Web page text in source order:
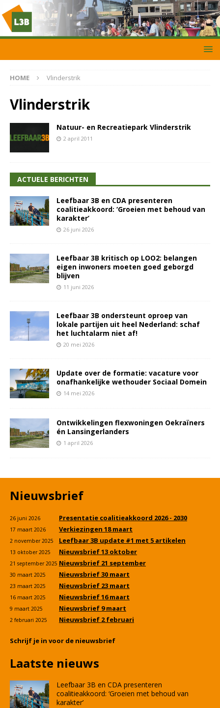
HOME Vlinderstrik
Vlinderstrik
Natuur- en Recreatiepark Vlinderstrik
2 april 2011
ACTUELE BERICHTEN
Leefbaar 3B en CDA presenteren
coalitieakkoord: ‘Groeien met behoud van
karakter’
26 juni 2026
Leefbaar 3B kritisch op LOO2: belangen
eigen inwoners moeten goed geborgd
blijven
11 juni 2026
Leefbaar 3B ondersteunt oproep van
lokale partijen uit heel Nederland: schaf
het luchtalarm niet af!
20 mei 2026
Update over de formatie: vacature voor
onafhankelijke wethouder Sociaal Domein
14 mei 2026
Ontwikkelingen flexwoningen Oekraïners
én Lansingerlanders
1 april 2026
Nieuwsbrief
26 juni 2026 Presentatie coalitieakkoord 2026 - 2030
17 maart 2026 Verkiezingen 18 maart
2 november 2025 Leefbaar 3B update #1 met 5 artikelen
13 oktober 2025 Nieuwsbrief 13 oktober
21 september 2025 Nieuwsbrief 21 september
30 maart 2025 Nieuwsbrief 30 maart
23 maart 2025 Nieuwsbrief 23 maart
16 maart 2025 Nieuwsbrief 16 maart
9 maart 2025 Nieuwsbrief 9 maart
2 februari 2025 Nieuwsbrief 2 februari
Schrijf je in voor de nieuwsbrief
Laatste nieuws
Leefbaar 3B en CDA presenteren
coalitieakkoord: ‘Groeien met behoud van
karakter’